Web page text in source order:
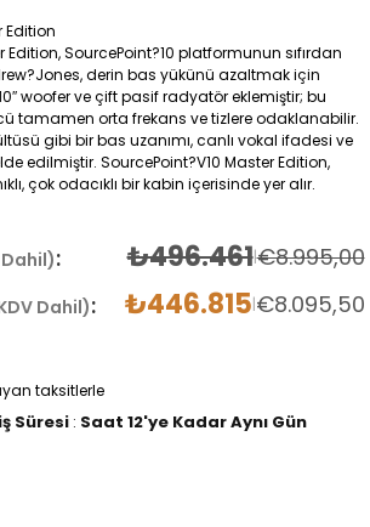
Edition
Edition, SourcePoint?10 platformunun sıfırdan
derin bas yükünü azaltmak için
woofer ve çift pasif radyatör eklemiştir; bu
tamamen orta frekans ve tizlere odaklanabilir.
gibi bir bas uzanımı, canlı vokal ifadesi ve
edilmiştir. SourcePoint?V10 Master Edition,
çok odacıklı bir kabin içerisinde yer alır.
: ₺496.461|€8.995,00
Dahil): ₺446.815|€8.095,50
taksitlerle
Süresi : Saat 12'ye Kadar Aynı Gün